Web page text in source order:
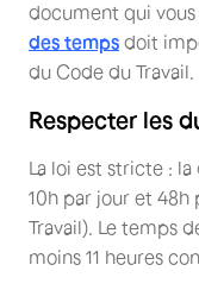
document qui
des temps doit
du Code du Travail.
Respecter les
La loi est stricte :
10h par jour et 48h
Travail). Le temps
moins 11 heures